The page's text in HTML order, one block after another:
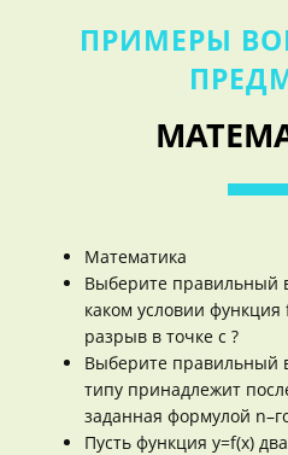
ПРИМЕРЫ
Математика
Выберите правильный
каком условии
разрыв в точке c ?
Выберите правильный
типу принадлежит
заданная формулой
Пусть функция y=f(x)